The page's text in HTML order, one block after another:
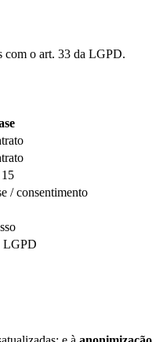
com o art. 33 da LGPD.
/ consentimento
LGPD